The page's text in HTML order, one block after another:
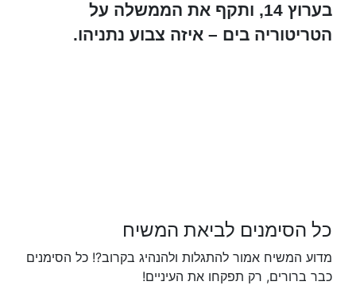
בערוץ 14, ותקף את הממשלה על
הטריטוריה בים – איזה צבוע נתניהו.
כל הסימנים לביאת המשיח
מדוע המשיח אמור להתגלות ולהנהיג בקרוב?! כל הסימנים
כבר ברורים, רק תפקחו את העיניים!